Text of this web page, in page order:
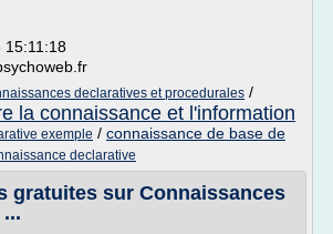
15:11:18
declaratives et procedurales /
la connaissance et l'information
exemple / connaissance de base de
declarative
gratuites sur Connaissances